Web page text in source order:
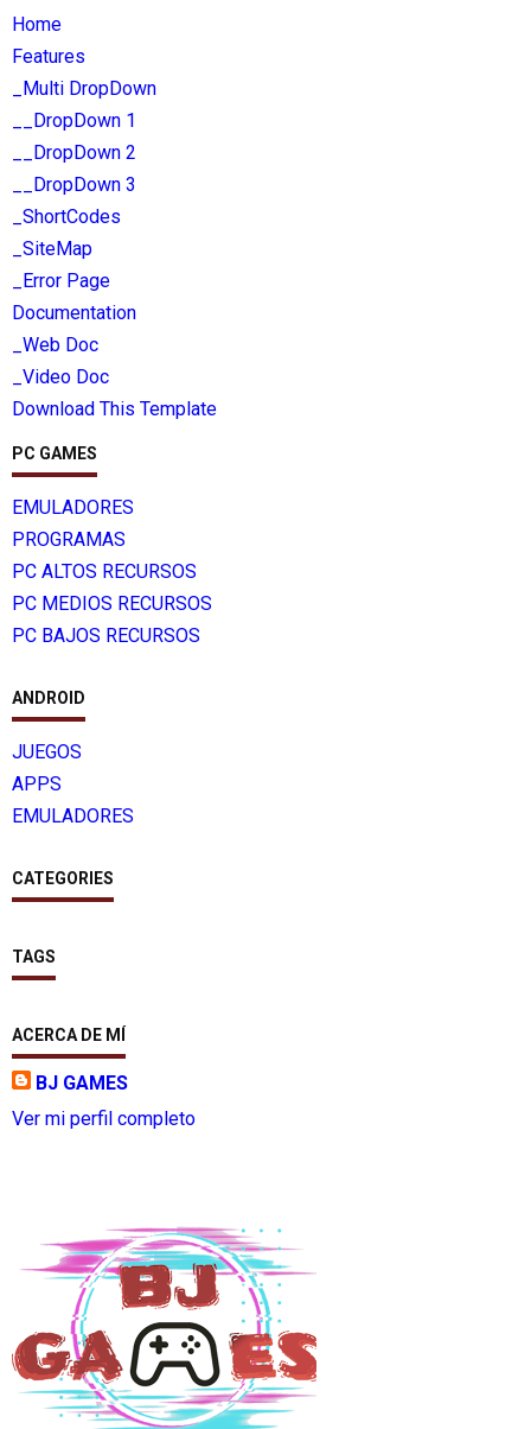
Home
Features
_Multi DropDown
__DropDown 1
__DropDown 2
__DropDown 3
_ShortCodes
_SiteMap
_Error Page
Documentation
_Web Doc
_Video Doc
Download This Template
PC GAMES
EMULADORES
PROGRAMAS
PC ALTOS RECURSOS
PC MEDIOS RECURSOS
PC BAJOS RECURSOS
ANDROID
JUEGOS
APPS
EMULADORES
CATEGORIES
TAGS
ACERCA DE MÍ
BJ GAMES
Ver mi perfil completo